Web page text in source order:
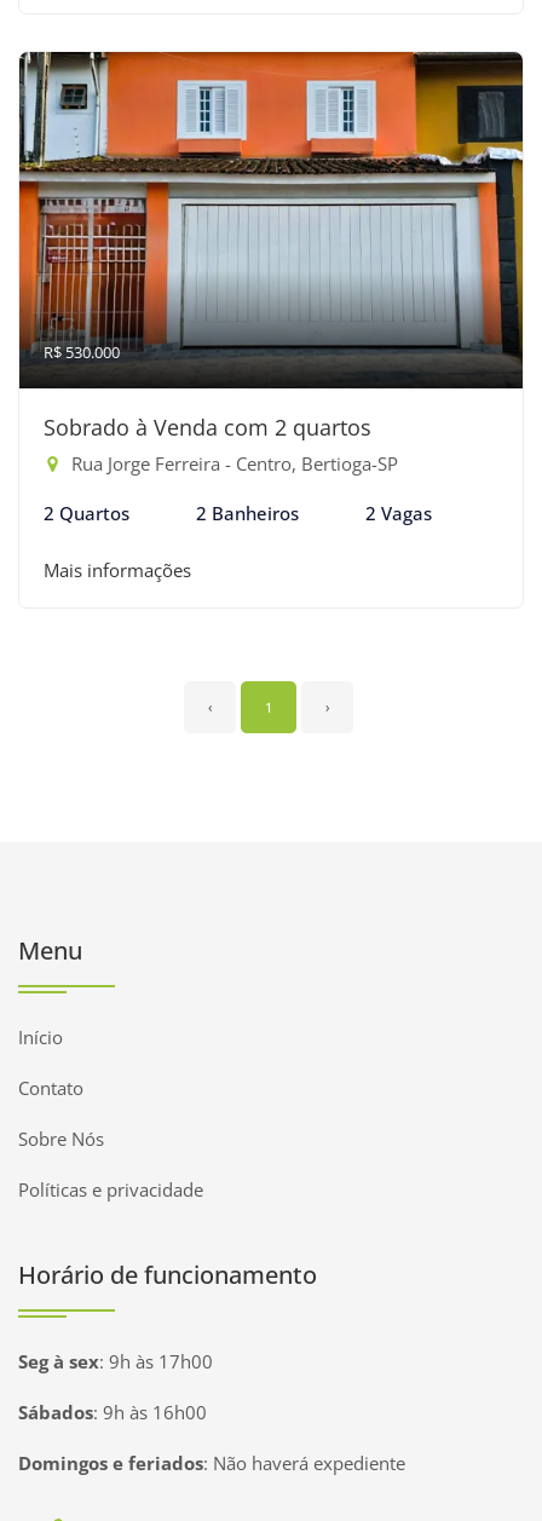
R$ 530.000
Sobrado à Venda com 2 quartos
Rua Jorge Ferreira - Centro, Bertioga-SP
2 Quartos 2 Banheiros 2 Vagas
Mais informações
‹ 1 ›
Menu
Início
Contato
Sobre Nós
Políticas e privacidade
Horário de funcionamento
Seg à sex: 9h às 17h00
Sábados: 9h às 16h00
Domingos e feriados: Não haverá expediente